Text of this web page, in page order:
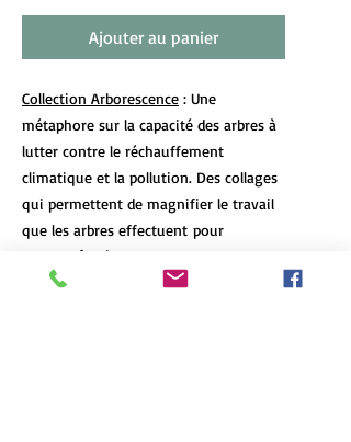
Ajouter au panier
Collection Arborescence : Une
métaphore sur la capacité des arbres à
lutter contre le réchauffement
climatique et la pollution. Des collages
qui permettent de magnifier le travail
que les arbres effectuent pour
nous. Grâce à eux, nous pouvons
continuer à apercevoir un peu de ciel